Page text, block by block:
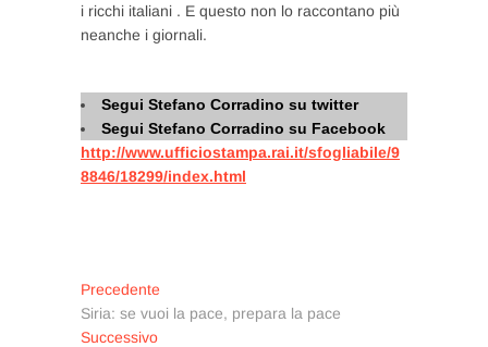
i ricchi italiani . E questo non lo raccontano più
neanche i giornali.
Segui Stefano Corradino su twitter
Segui Stefano Corradino su Facebook
http://www.ufficiostampa.rai.it/sfogliabile/9
8846/18299/index.html
Navigazione
articoli
Precedente
precedente:
Siria: se vuoi la pace, prepara la pace
SuccessivoArticolo